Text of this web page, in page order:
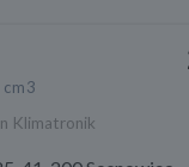
Klimatronik